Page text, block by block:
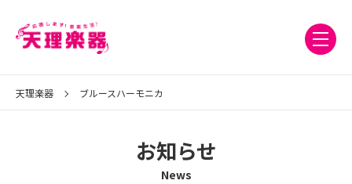
天理楽器 ブルースハーモニカ
お知らせ
News